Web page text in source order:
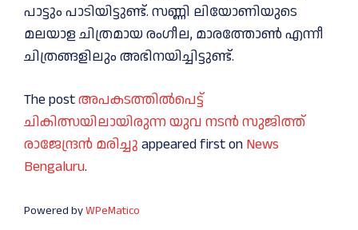
പാട്ടും പാടിയിട്ടുണ്ട്. സണ്ണി ലിയോണിയുടെ
മലയാള ചിത്രമായ രംഗീല, മാരത്തോണ്‍ എന്നീ
ചിത്രങ്ങളിലും അഭിനയിച്ചിട്ടുണ്ട്.
The postഅപകടത്തില്‍പെട്ട്
ചികിത്സയിലായിരുന്ന യുവ നടൻ സുജിത്ത്
രാജേന്ദ്രൻ മരിച്ചു appeared first on News
Bengaluru.
Powered byWPeMatico